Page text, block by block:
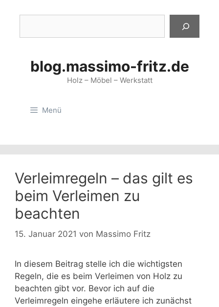
Inhalt
blog.massimo-fritz.de
Holz – Möbel – Werkstatt
Menü
Verleimregeln – das gilt es
beim Verleimen zu
beachten
15. Januar 2021 von Massimo Fritz
In diesem Beitrag stelle ich die wichtigsten
Regeln, die es beim Verleimen von Holz zu
beachten gibt vor. Bevor ich auf die
Verleimregeln eingehe erläutere ich zunächst